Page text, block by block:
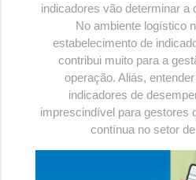
indicadores vão determinar a
No ambiente logístico
estabelecimento de
contribui muito para a
operação. Aliás,
indicadores de
imprescindível para gestores
contínua no setor